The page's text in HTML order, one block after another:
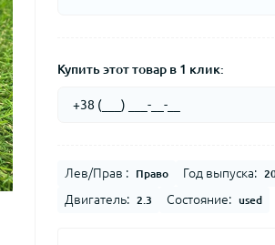
Купить этот товар в 1 клик:
Лев/Прав : Право Год выпуска:
Двигатель: 2.3 Состояние: used